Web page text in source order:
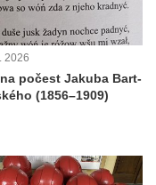
2026
počest Jakuba Bart-
(1856–1909)